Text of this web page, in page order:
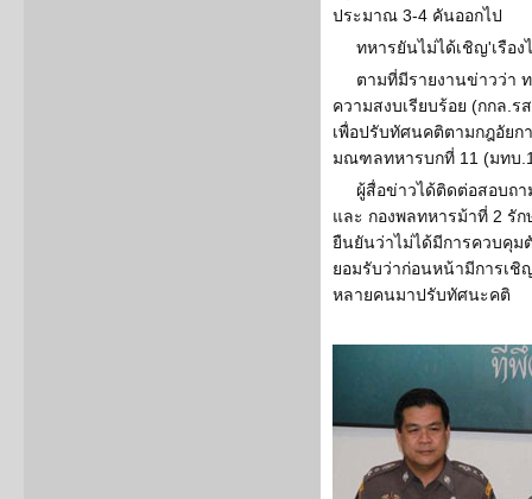
ประมาณ 3-4 คันออกไป
ทหารยันไม่ได้เชิญ'เรือ
ตามที่มีรายงานข่าวว่า
ความสงบเรียบร้อย (กกล.ร
เพื่อปรับทัศนคติตามกฎอัย
มณฑลทหารบกที่ 11 (มทบ
ผู้สื่อข่าวได้ติดต่อสอบถ
และ กองพลทหารม้าที่ 2 รั
ยืนยันว่าไม่ได้มีการควบคุม
ยอมรับว่าก่อนหน้ามีการเ
หลายคนมาปรับทัศนะคติ